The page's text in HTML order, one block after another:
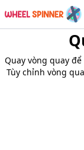
Quay vòng quay
Tùy chỉnh vòng